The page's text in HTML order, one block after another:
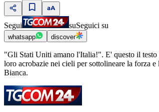
Segui suSeguici su
whatsapp discover
"Gli Stati Uniti amano l'Italia!". E' questo il testo
loro acrobazie nei cieli per sottolineare la forza
Bianca.